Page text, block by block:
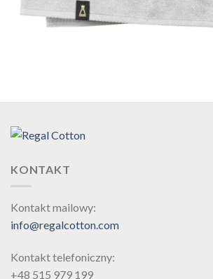
KONTAKT
Kontakt mailowy:
info@regalcotton.com
Kontakt telefoniczny:
+48 515 979 199